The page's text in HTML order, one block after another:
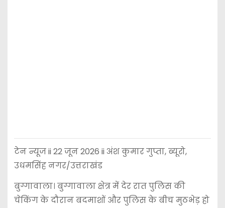
टेन न्यूज ii 22 जून 2026 ii अंश कुमार गुप्ता, ब्यूरो,
उधमसिंह नगर/उत्तराखंड
बुग्गावाला। बुग्गावाला क्षेत्र में देर रात पुलिस की
चेकिंग के दौरान बदमाशों और पुलिस के बीच मुठभेड़ हो